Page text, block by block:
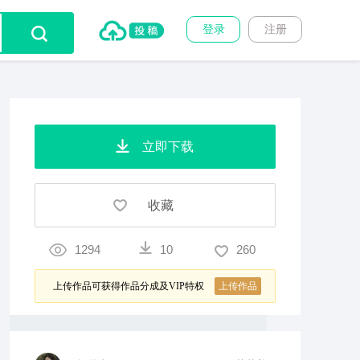
注册
登录
立即下载
收藏
1294 10 260
上传作品可获得作品分成及VIP特权 上传作品